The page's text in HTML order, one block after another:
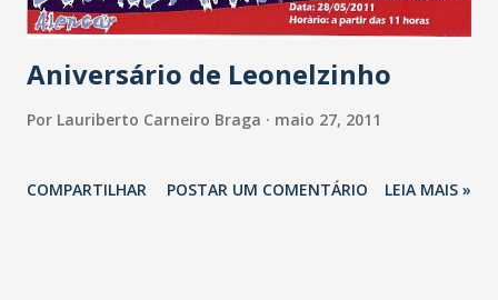
Aniversário de Leonelzinho
Por Lauriberto Carneiro Braga maio 27, 2011
COMPARTILHAR POSTAR UM COMENTÁRIO LEIA MAIS »